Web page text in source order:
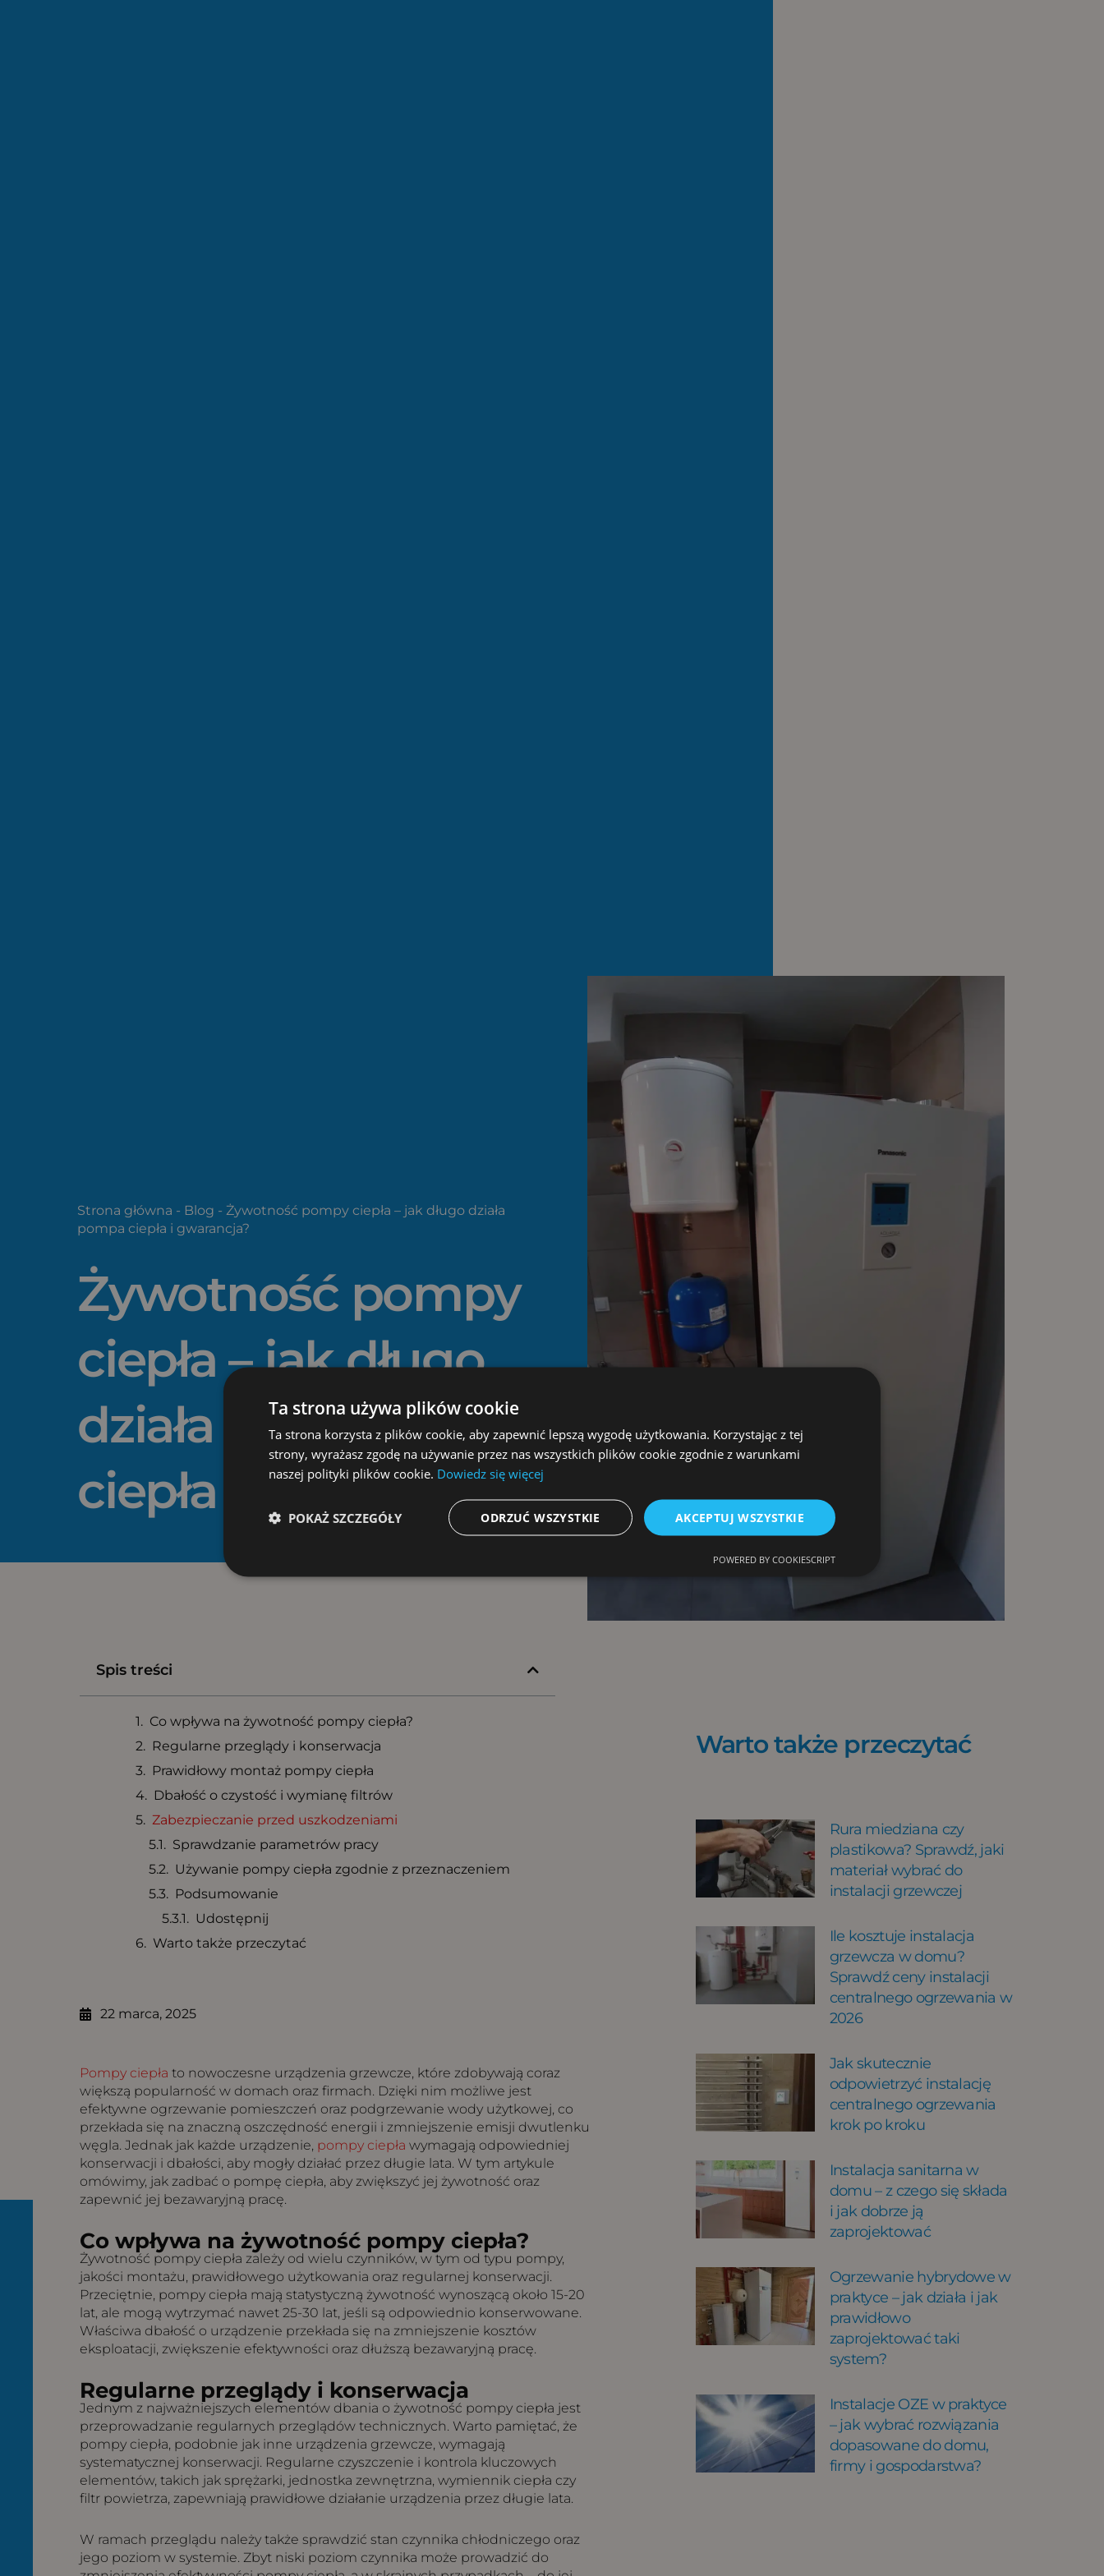
Strona główna - Blog -Żywotność pompy ciepła – jak długo działa
pompa ciepła i gwarancja?
Żywotność pompy
ciepła – jak długo
działa pompa
ciepła i gwarancja?
Spis treści
Co wpływa na żywotność pompy ciepła?
Regularne przeglądy i konserwacja
Prawidłowy montaż pompy ciepła
Dbałość o czystość i wymianę filtrów
Zabezpieczanie przed uszkodzeniami
Sprawdzanie parametrów pracy
Używanie pompy ciepła zgodnie z przeznaczeniem
Podsumowanie
Udostępnij
Warto także przeczytać
22 marca, 2025
Pompy ciepła to nowoczesne urządzenia grzewcze, które zdobywają coraz
większą popularność w domach oraz firmach. Dzięki nim możliwe jest
efektywne ogrzewanie pomieszczeń oraz podgrzewanie wody użytkowej, co
przekłada się na znaczną oszczędność energii i zmniejszenie emisji dwutlenku
węgla. Jednak jak każde urządzenie, pompy ciepła wymagają odpowiedniej
konserwacji i dbałości, aby mogły działać przez długie lata. W tym artykule
omówimy, jak zadbać o pompę ciepła, aby zwiększyć jej żywotność oraz
zapewnić jej bezawaryjną pracę.
Co wpływa na żywotność pompy ciepła?
Żywotność pompy ciepła zależy od wielu czynników, w tym od typu pompy,
jakości montażu, prawidłowego użytkowania oraz regularnej konserwacji.
Przeciętnie, pompy ciepła mają statystyczną żywotność wynoszącą około 15-20
lat, ale mogą wytrzymać nawet 25-30 lat, jeśli są odpowiednio konserwowane.
Właściwa dbałość o urządzenie przekłada się na zmniejszenie kosztów
eksploatacji, zwiększenie efektywności oraz dłuższą bezawaryjną pracę.
Regularne przeglądy i konserwacja
Jednym z najważniejszych elementów dbania o żywotność pompy ciepła jest
przeprowadzanie regularnych przeglądów technicznych. Warto pamiętać, że
pompy ciepła, podobnie jak inne urządzenia grzewcze, wymagają
systematycznej konserwacji. Regularne czyszczenie i kontrola kluczowych
elementów, takich jak sprężarki, jednostka zewnętrzna, wymiennik ciepła czy
filtr powietrza, zapewniają prawidłowe działanie urządzenia przez długie lata.
W ramach przeglądu należy także sprawdzić stan czynnika chłodniczego oraz
jego poziom w systemie. Zbyt niski poziom czynnika może prowadzić do
Warto także przeczytać
Rura miedziana czy
plastikowa? Sprawdź, jaki
materiał wybrać do
instalacji grzewczej
Ile kosztuje instalacja
grzewcza w domu?
Sprawdź ceny instalacji
centralnego ogrzewania w
2026
Jak skutecznie
odpowietrzyć instalację
centralnego ogrzewania
krok po kroku
Instalacja sanitarna w
domu – z czego się składa
i jak dobrze ją
zaprojektować
Ogrzewanie hybrydowe w
praktyce – jak działa i jak
prawidłowo
zaprojektować taki
system?
Instalacje OZE w praktyce
– jak wybrać rozwiązania
dopasowane do domu,
firmy i gospodarstwa?
Ta strona używa plików cookie
Ta strona korzysta z plików cookie, aby zapewnić lepszą wygodę użytkowania. Korzystając z tej
strony, wyrażasz zgodę na używanie przez nas wszystkich plików cookie zgodnie z warunkami
naszej polityki plików cookie. Dowiedz się więcej
AKCEPTUJ WSZYSTKIE
ODRZUĆ WSZYSTKIE
POKAŻ SZCZEGÓŁY
POWERED BY COOKIESCRIPT